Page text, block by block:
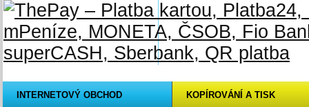
INTERNETOVÝ OBCHOD KOPÍROVÁNÍ A TISK